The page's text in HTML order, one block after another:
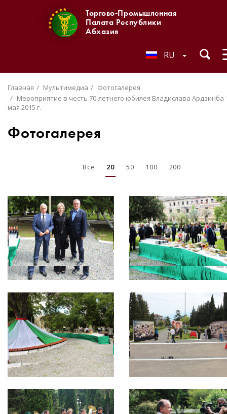
Торгово-Промышленная
Палата Республики
Абхазия
RU
Главная Мультимедиа
Фотогалерея
Мероприятие в честь 70-летнего юбилея Владислава Ардзинба
мая 2015 г.
Фотогалерея
Все 20 50 100 200